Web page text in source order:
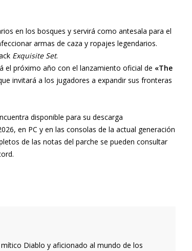
en los bosques y servirá como antesala para el
armas de caza y ropajes legendarios.
Exquisite Set.
el próximo año con el lanzamiento oficial de «The
invitará a los jugadores a expandir sus fronteras
disponible para su descarga
en PC y en las consolas de la actual generación
de las notas del parche se pueden consultar
Diablo y aficionado al mundo de los